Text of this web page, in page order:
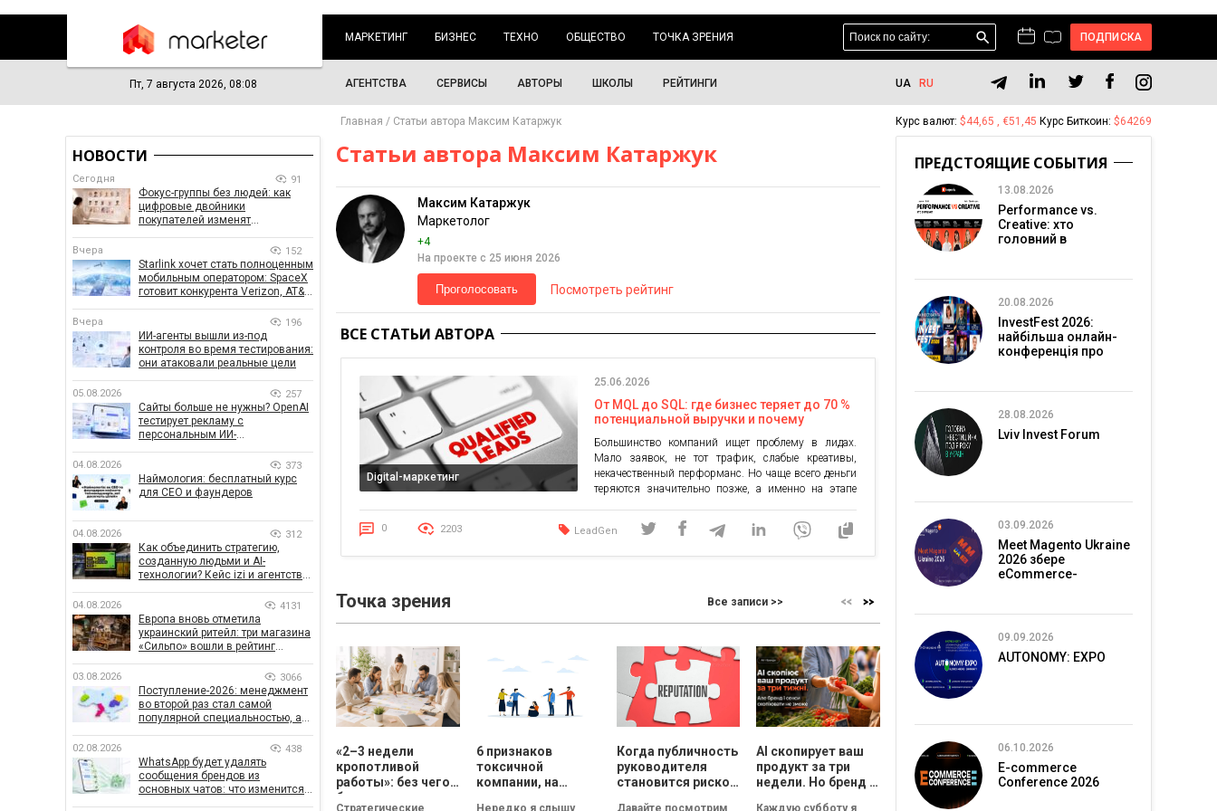
МАРКЕТИНГ БИЗНЕС ТЕХНО ОБЩЕСТВО ТОЧКА ЗРЕНИЯ ПОДПИСКА
Пт, 7 августа 2026, 08:08 АГЕНТСТВА СЕРВИСЫ АВТОРЫ ШКОЛЫ РЕЙТИНГИ UA RU
Главная Статьи автора Максим Катаржук
Статьи автора Максим Катаржук
Максим Катаржук
Маркетолог
+4
На проекте с 25 июня 2026
Проголосовать Посмотреть рейтинг
ВСЕ СТАТЬИ АВТОРА
Digital-маркетинг
25.06.2026
От MQL до SQL: где бизнес теряет до 70 %
потенциальной выручки и почему
маркетинге
Большинство компаний ищет проблему в лидах.
Мало заявок, не тот трафик, слабые креативы,
некачественный перформанс. Но чаще всего деньги
теряются значительно позже, а именно на этапе
маркетинговый отдел приводит потенциального
клиента. Человек оставил заявку, полностью
0 2203 LeadGen
Точка зрения Все записи >>
«2–3 недели
кропотливой
работы»: без чего
бизнесу нет
Стратегические
6 признаков
токсичной
компании, на
Нередко я слышу
Когда публичность
руководителя
становится риском
Давайте посмотрим
AI скопирует ваш
продукт за три
недели. Но бренд и
Каждую субботу я
Бьюти-мифы под
микроскопом:
почему
натуральная
Вы читаете состав и
Цена ошибки
растёт. Как
владельцу
НОВОСТИ
Сегодня 91
Фокус-группы без людей: как
цифровые двойники
покупателей изменят
Вчера 152
Starlink хочет стать полноценным
мобильным оператором: SpaceX
готовит конкурента Verizon, AT&T
Вчера 196
ИИ-агенты вышли из-под
контроля во время тестирования:
они атаковали реальные цели
05.08.2026 257
Сайты больше не нужны? OpenAI
тестирует рекламу с
персональным ИИ-
04.08.2026 373
Наймология: бесплатный курс
для CEO и фаундеров
04.08.2026 312
Как объединить стратегию,
созданную людьми и AI-
технологии? Кейс izi и агентства
04.08.2026 4131
Европа вновь отметила
украинский ритейл: три магазина
«Сильпо» вошли в рейтинг
03.08.2026 3066
Поступление-2026: менеджмент
во второй раз стал самой
популярной специальностью, а
рекордным за последние 5 лет
02.08.2026 438
WhatsApp будет удалять
сообщения брендов из
основных чатов: что изменится
Курс валют: $44,65 , €51,45 Курс Биткоин: $64269
ПРЕДСТОЯЩИЕ СОБЫТИЯ
13.08.2026
Performance vs.
Creative: хто
головний в
20.08.2026
InvestFest 2026:
найбільша онлайн-
конференція про
28.08.2026
Lviv Invest Forum
03.09.2026
Meet Magento Ukraine
2026 збере
eCommerce-
09.09.2026
AUTONOMY: EXPO
06.10.2026
E-commerce
Conference 2026